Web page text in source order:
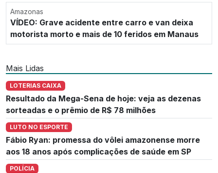
Amazonas
VÍDEO: Grave acidente entre carro e van deixa
motorista morto e mais de 10 feridos em Manaus
Mais Lidas
LOTERIAS CAIXA
Resultado da Mega-Sena de hoje: veja as dezenas
sorteadas e o prêmio de R$ 78 milhões
LUTO NO ESPORTE
Fábio Ryan: promessa do vôlei amazonense morre
aos 18 anos após complicações de saúde em SP
POLÍCIA